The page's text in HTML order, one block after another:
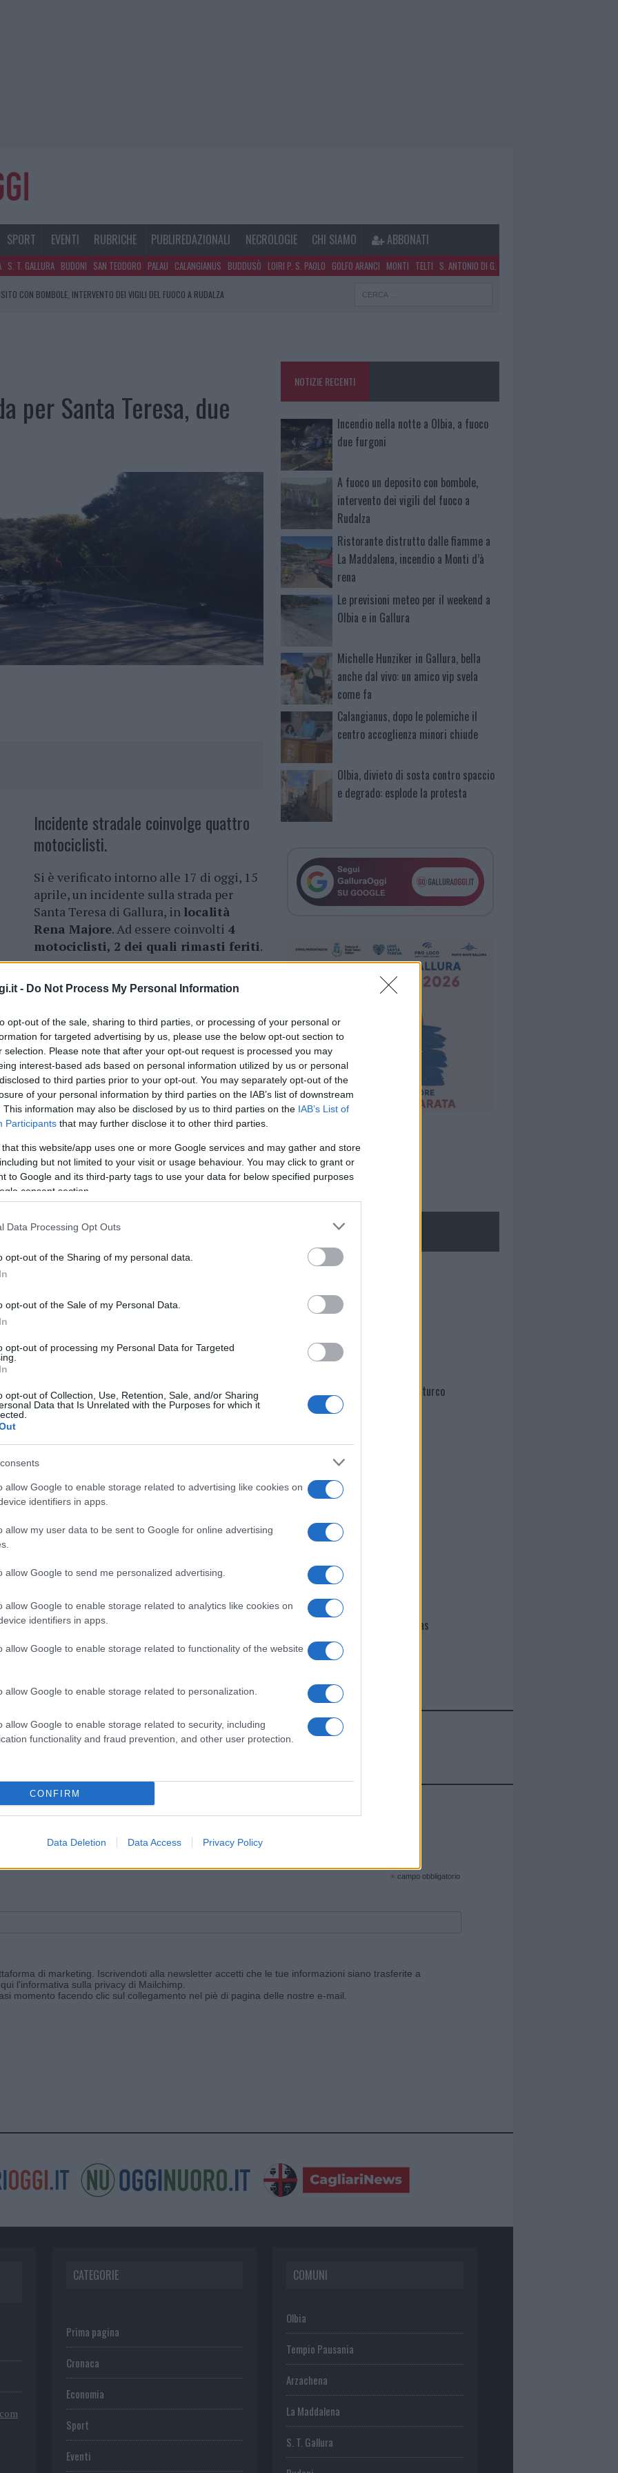
- Do Not Process My Personal Information
opt-out of the sale, sharing to third parties, or processing of your personal or
for targeted advertising by us, please use the below opt-out section to
selection. Please note that after your opt-out request is processed you may
interest-based ads based on personal information utilized by us or personal
to third parties prior to your opt-out. You may separately opt-out of the
of your personal information by third parties on the IAB’s list of downstream
This information may also be disclosed by us to third parties on the IAB’s List of
Participants that may further disclose it to other third parties.
that this website/app uses one or more Google services and may gather and store
but not limited to your visit or usage behaviour. You may click to grant or
to Google and its third-party tags to use your data for below specified purposes
consent section.
Data Processing Opt Outs
opt-out of the Sharing of my personal data.
opt-out of the Sale of my Personal Data.
opt-out of processing my Personal Data for Targeted
opt-out of Collection, Use, Retention, Sale, and/or Sharing
Data that Is Unrelated with the Purposes for which it
allow Google to enable storage related to advertising like cookies on
identifiers in apps.
allow my user data to be sent to Google for online advertising
allow Google to send me personalized advertising.
allow Google to enable storage related to analytics like cookies on
identifiers in apps.
allow Google to enable storage related to functionality of the website
allow Google to enable storage related to personalization.
allow Google to enable storage related to security, including
functionality and fraud prevention, and other user protection.
CONFIRM
Data Deletion Data Access Privacy Policy
SPORT EVENTI RUBRICHE PUBLIREDAZIONALI NECROLOGIE CHI SIAMO ABBONATI
S. T. GALLURA BUDONI SAN TEODORO PALAU CALANGIANUS BUDDUSÒ LOIRI P. S. PAOLO GOLFO ARANCI MONTI TELTI S. ANTONIO DI G.
CON BOMBOLE, INTERVENTO DEI VIGILI DEL FUOCO A RUDALZA
ANCHE DAL VIVO: UN AMICO VIP SVELA COME FA
per Santa Teresa, due
Incidente stradale coinvolge quattro
motociclisti.
Si è verificato intorno alle 17 di oggi, 15
aprile, un incidente sulla strada per
Santa Teresa di Gallura, in località
Rena Majore. Ad essere coinvolti 4
motociclisti, 2 dei quali rimasti feriti.
l’elicottero del 118 che hanno
stesso tratto di strada, lo scorso anno, fu
sempre di un motociclista.
cliccandoqui
nella sezioneLogin
i tuoi video e le tue foto
+39 345 356 7512
di GalluraOggi.it
news da
Prossimo articolo
NOTIZIE RECENTI
Incendio nella notte a Olbia, a fuoco
due furgoni
A fuoco un deposito con bombole,
intervento dei vigili del fuoco a
Rudalza
Ristorante distrutto dalle fiamme a
La Maddalena, incendio a Monti d’à
rena
Le previsioni meteo per il weekend a
Olbia e in Gallura
Michelle Hunziker in Gallura, bella
anche dal vivo: un amico vip svela
come fa
Calangianus, dopo le polemiche il
centro accoglienza minori chiude
Olbia, divieto di sosta contro spaccio
e degrado: esplode la protesta
NECROLOGIE
Martina Agostina Diturco
I nostri cari
I nostri cari
Giovannimaria Cabras
Invia un Comunicato Stampa|Pubblicità|Segnala
e ricevi le nostre email periodiche contenenti le ultime notizie pubblicate sul sito web!
* campo obbligatorio
di marketing. Iscrivendoti alla newsletter accetti che le tue informazioni siano trasferite a
l'informativa sulla privacy di Mailchimp
momento facendo clic sul collegamento nel piè di pagina delle nostre e-mail.
CATEGORIE
Prima pagina
Cronaca
Economia
Sport
Eventi
COMUNI
Olbia
Tempio Pausania
Arzachena
La Maddalena
S. T. Gallura